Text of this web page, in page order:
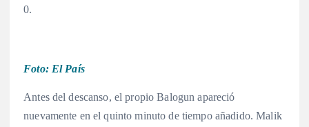
0.
Foto: El País
Antes del descanso, el propio Balogun apareció
nuevamente en el quinto minuto de tiempo añadido. Malik